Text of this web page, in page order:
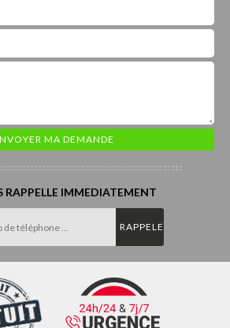
RAPPELLE IMMEDIATEMENT